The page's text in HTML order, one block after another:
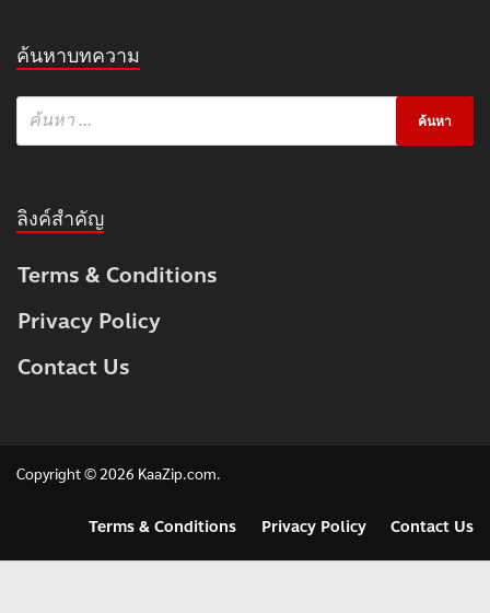
ค้นหาบทความ
ลิงค์สำคัญ
Terms & Conditions
Privacy Policy
Contact Us
Copyright © 2026 KaaZip.com.
Terms & Conditions Privacy Policy Contact Us